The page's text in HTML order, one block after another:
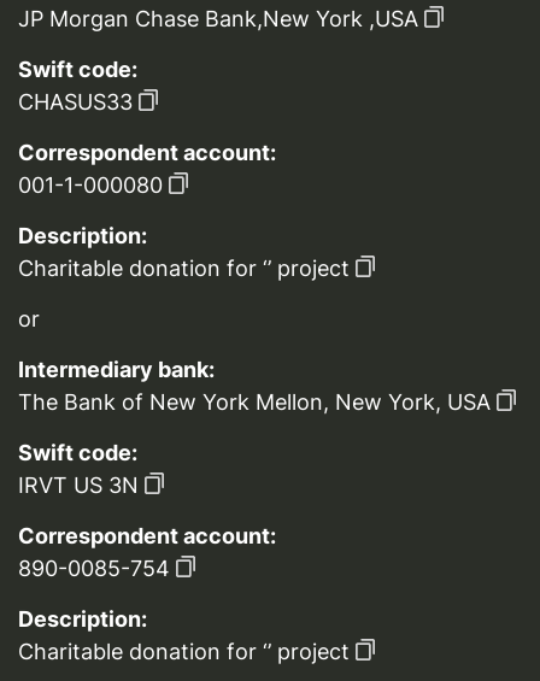
JP Morgan Chase Bank,New York ,USA
Swift code:
CHASUS33
Correspondent account:
001-1-000080
Description:
Charitable donation for ‘’ project
or
Intermediary bank:
The Bank of New York Mellon, New York, USA
Swift code:
IRVT US 3N
Correspondent account:
890-0085-754
Description:
Charitable donation for ‘’ project